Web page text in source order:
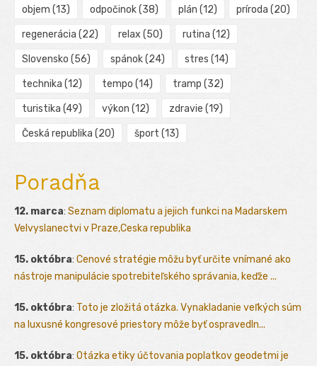
objem (13) odpočinok(38) plán (12) príroda (20)
regenerácia (22) relax (50) rutina (12)
Slovensko (56) spánok(24) stres (14)
technika (12) tempo (14) tramp (32)
turistika (49) výkon (12) zdravie (19)
Česká republika (20) šport (13)
Poradňa
12. marca: Seznam diplomatu a jejich funkci na Madarskem
Velvyslanectvi v Praze,Ceska republika
15. októbra: Cenové stratégie môžu byť určite vnímané ako
nástroje manipulácie spotrebiteľského správania, keďže ...
15. októbra: Toto je zložitá otázka. Vynakladanie veľkých súm
na luxusné kongresové priestory môže byť ospravedln...
15. októbra: Otázka etiky účtovania poplatkov geodetmi je